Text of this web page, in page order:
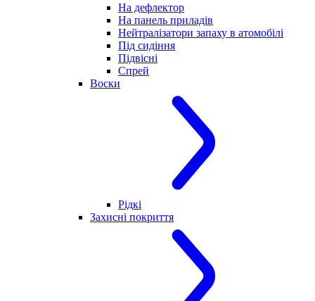
На дефлектор
На панель приладів
Нейтралізатори запаху в атомобілі
Під сидіння
Підвісні
Спрей
Воски
Рідкі
Захисні покриття